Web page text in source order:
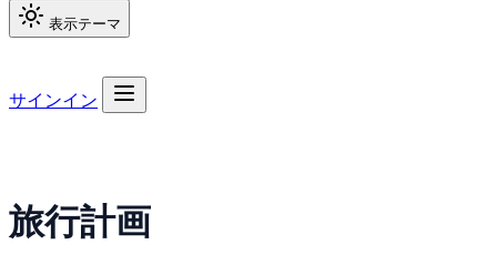
表示テーマ
サインイン
旅行計画